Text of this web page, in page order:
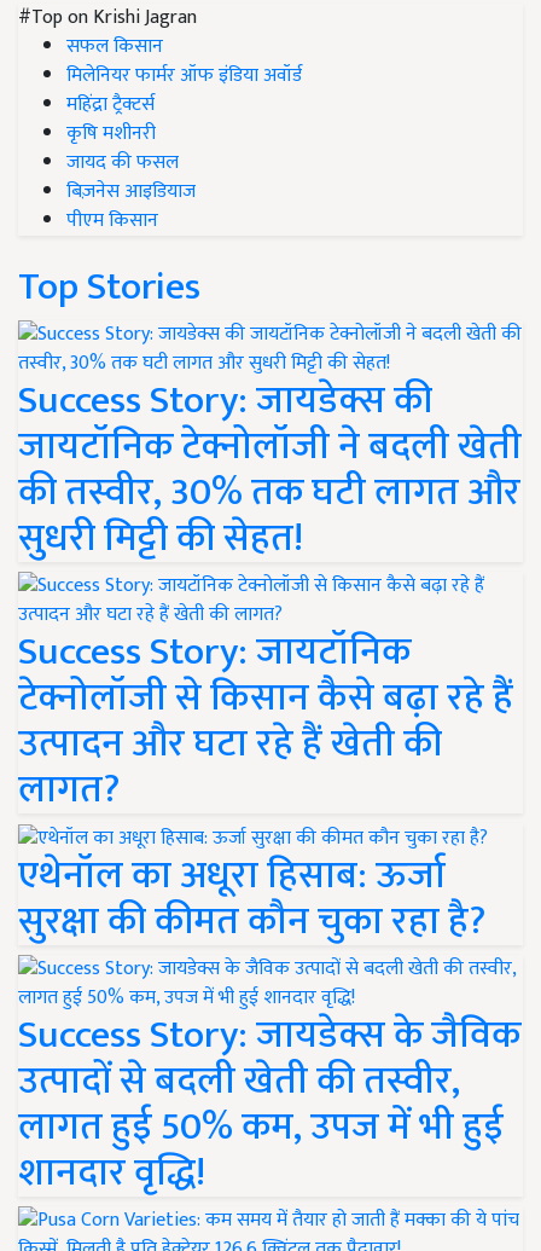
#Top on Krishi Jagran
सफल किसान
मिलेनियर फार्मर ऑफ इंडिया अवॉर्ड
महिंद्रा ट्रैक्टर्स
कृषि मशीनरी
जायद की फसल
बिज़नेस आइडियाज
पीएम किसान
Top Stories
Success Story: जायडेक्स की
जायटॉनिक टेक्नोलॉजी ने बदली खेती
की तस्वीर, 30% तक घटी लागत और
सुधरी मिट्टी की सेहत!
Success Story: जायटॉनिक
टेक्नोलॉजी से किसान कैसे बढ़ा रहे हैं
उत्पादन और घटा रहे हैं खेती की
लागत?
एथेनॉल का अधूरा हिसाब: ऊर्जा
सुरक्षा की कीमत कौन चुका रहा है?
Success Story: जायडेक्स के जैविक
उत्पादों से बदली खेती की तस्वीर,
लागत हुई 50% कम, उपज में भी हुई
शानदार वृद्धि!